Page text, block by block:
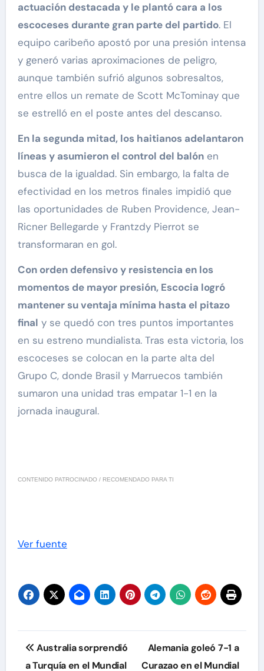
actuación destacada y le plantó cara a los
escoceses durante gran parte del partido. El
equipo caribeño apostó por una presión intensa
y generó varias aproximaciones de peligro,
aunque también sufrió algunos sobresaltos,
entre ellos un remate de Scott McTominay que
se estrelló en el poste antes del descanso.
En la segunda mitad, los haitianos adelantaron
líneas y asumieron el control del balónen
busca de la igualdad. Sin embargo, la falta de
efectividad en los metros finales impidió que
las oportunidades de Ruben Providence, Jean-
Ricner Bellegarde y Frantzdy Pierrot se
transformaran en gol.
Con orden defensivo y resistencia en los
momentos de mayor presión, Escocia logró
mantener su ventaja mínima hasta el pitazo
final y se quedó con tres puntos importantes
en su estreno mundialista. Tras esta victoria, los
escoceses se colocan en la parte alta del
Grupo C, donde Brasil y Marruecos también
sumaron una unidad tras empatar 1-1 en la
jornada inaugural.
CONTENIDO PATROCINADO / RECOMENDADO PARA TI
Ver fuente
Navegación
de
Australia sorprendió
a Turquía en el Mundial
Alemania goleó 7-1 a
Curazao en el Mundial